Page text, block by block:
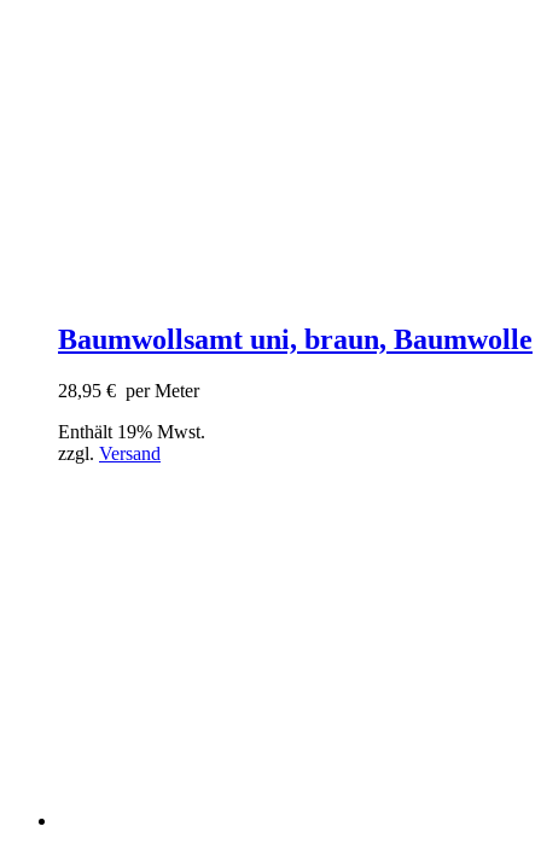
Baumwollsamt uni, braun, Baumwolle
28,95 € per Meter
Enthält 19% Mwst.
zzgl. Versand